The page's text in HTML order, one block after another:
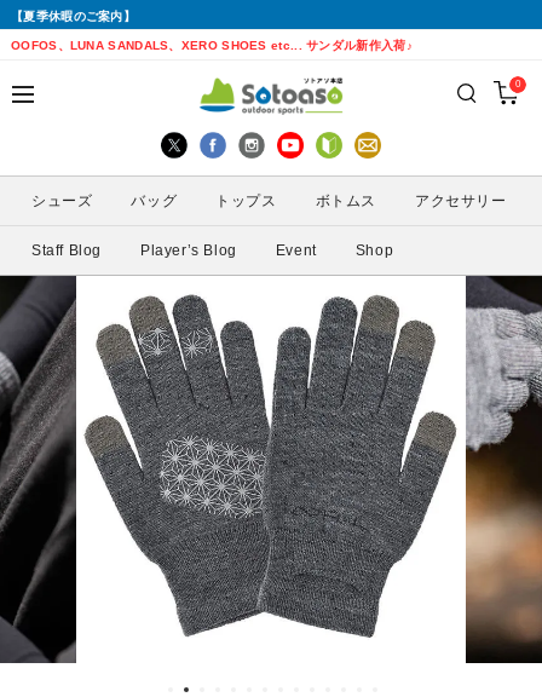
【夏季休暇のご案内】
OOFOS、LUNA SANDALS、XERO SHOES etc... サンダル新作入荷♪
戻る
シューズから探す
トレイルランニングシューズ
ランニングシューズ
サンダル
戻る
トップスから探す
シェル・レインウェア
シャツ
インナー
戻る
ボトムスから探す
ショートパンツ
ロングパンツ
スカート
スパッツ
戻る
バッグから探す
トレランザック
バックパック
ウエストポーチ
その他
戻る
アクセサリーから探す
キャップ・ハット
ソックス
グローブ
アームカバー
ゲイター
サングラス
ライト
ボトル・携帯カップ
戻る
ブランドから探す
ACTIVE YOHKAN(アクティブようかん)
ATHLETUNE(アスリチューン)
BananaGO(バナナゴー)
Enemoti(エネモチ)
HoneyAction(ハニーアクション)
KODA(コーダ)
Mag-on(マグオン)
MEDALIST(メダリスト)
戻る
ブランドから探す
Amazfit(アマズフィット)
BAUERFEIND(バウアーファインド)
CIELE(シエル)
CHAORAS(チャオラス)
Clef(クレ)
Columbia・Montrail(コロンビア・モント
レイル)
COMPRESSPORT(コンプレスポーツ)
戻る
性別から探す
レディース
0
シューズ バッグ トップス ボトムス アクセサリー
Staff Blog Player’s Blog Event Shop